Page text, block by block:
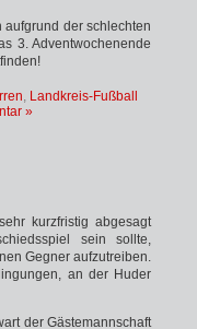
der schlechten
3. Adventwochenende
, Landkreis-Fußball
»
kurzfristig abgesagt
sein sollte,
Gegner aufzutreiben.
an der Huder
der Gästemannschaft